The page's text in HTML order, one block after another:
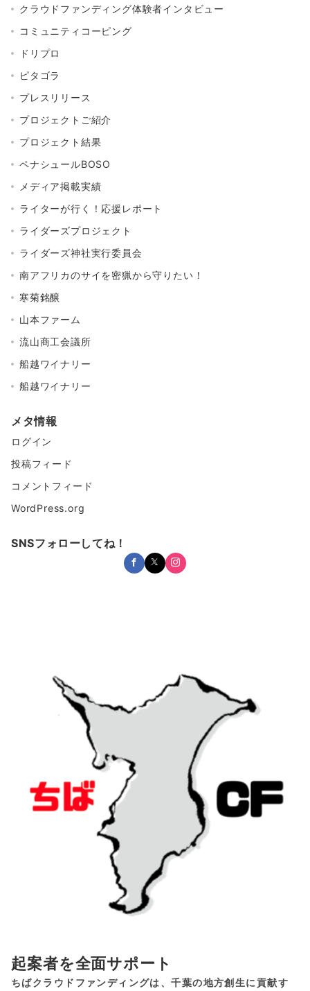
クラウドファンディング体験者インタビュー
コミュニティコーピング
ドリプロ
ピタゴラ
プレスリリース
プロジェクトご紹介
プロジェクト結果
ペナシュールBOSO
メディア掲載実績
ライターが行く！応援レポート
ライダーズプロジェクト
ライダーズ神社実行委員会
南アフリカのサイを密猟から守りたい！
寒菊銘醸
山本ファーム
流山商工会議所
船越ワイナリー
船越ワイナリー
メタ情報
ログイン
投稿フィード
コメントフィード
WordPress.org
SNSフォローしてね！
起案者を全面サポート
ちばクラウドファンディングは、千葉の地方創生に貢献す